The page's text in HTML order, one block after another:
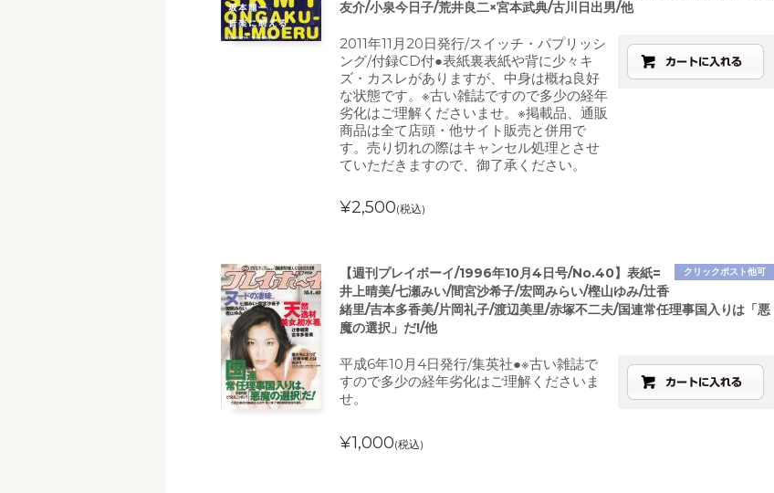
友介/小泉今日子/荒井良二×宮本武典/古川日出男/他
2011年11月20日発行/スイッチ・パプリッシ
ング/付録CD付●表紙裏表紙や背に少々キ
ズ・カスレがありますが、中身は概ね良好
な状態です。※古い雑誌ですので多少の経年
劣化はご理解くださいませ。※掲載品、通販
商品は全て店頭・他サイト販売と併用で
す。売り切れの際はキャンセル処理とさせ
ていただきますので、御了承ください。
¥2,500(税込)
クリックポスト他可
【週刊プレイボーイ/1996年10月4日号/No.40】表紙=
井上晴美/七瀬みい/間宮沙希子/宏岡みらい/樫山ゆみ/辻香
緒里/吉本多香美/片岡礼子/渡辺美里/赤塚不二夫/国連常任理事国入りは「悪
魔の選択」だ!/他
平成6年10月4日発行/集英社●※古い雑誌で
すので多少の経年劣化はご理解くださいま
せ。
¥1,000(税込)